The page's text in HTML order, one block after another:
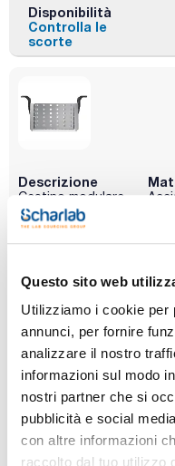
Questo sito web
Utilizziamo i cookie per
annunci, per fornire
analizzare il nostro
informazioni sul modo
nostri partner che si
pubblicità e social
con altre informazioni
raccolto dal tuo utilizzo
Disponibilità
Controlla le
scorte
Descrizione
Cestino modulare
con fori a
baionetta nella
base per il
quadrate nelle
il montaggio delle
staffe in silicone
Dim. LxHxP (mm)
250x135x195 1
Codice
ELM1113390
x
Disponibilità